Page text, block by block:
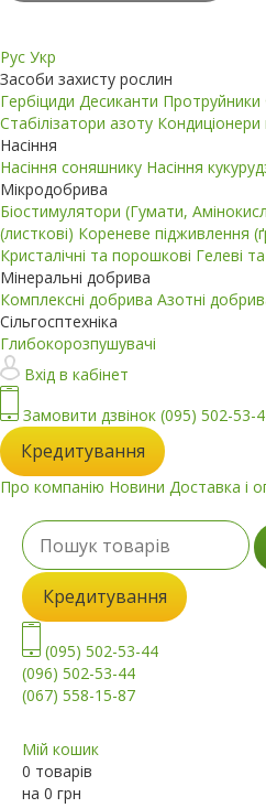
Рус Укр
Засоби захисту рослин
Гербіциди Десиканти Протруйники
Стабілізатори азоту
Насіння
Насіння соняшнику Насіння
Мікродобрива
Біостимулятори (Гумати,
(листкові) Кореневе підживлення
Кристалічні та порошкові Гелеві
Мінеральні добрива
Комплексні добрива Азотні
Сільгосптехніка
Глибокорозпушувачі
Вхід в кабінет
Замовити дзвінок (095) 502-53-
Кредитування
Про компанію Новини Доставка і
Кредитування
(095) 502-53-44
(096) 502-53-44
(067) 558-15-87
Мій кошик
0 товарів
на 0 грн